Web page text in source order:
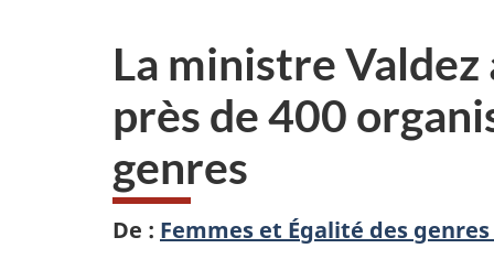
La ministre
près de 400
genres
De : Femmes et Égalité des genres